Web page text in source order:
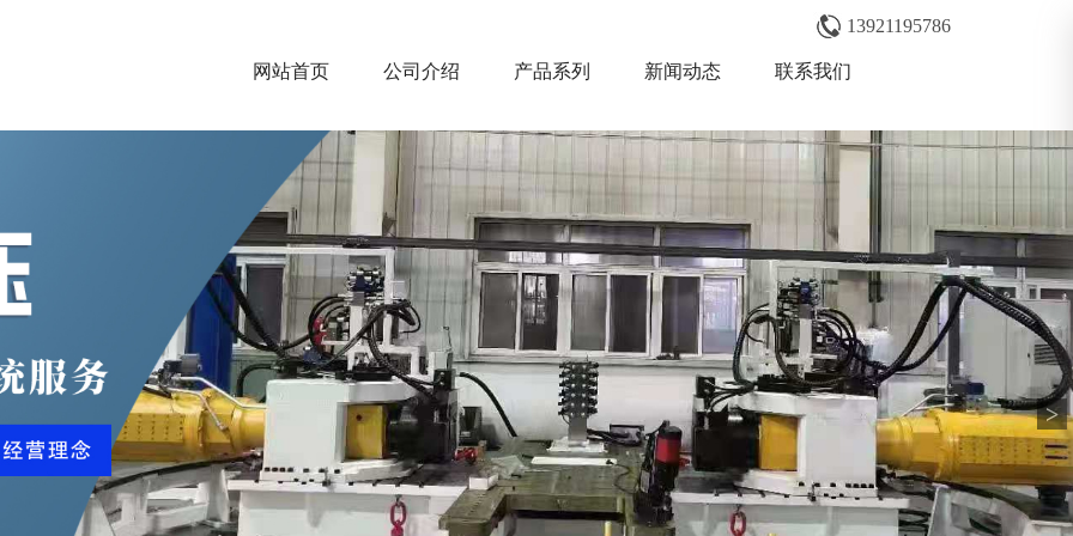
13921195786
网站首页 公司介绍 产品系列 新闻动态 联系我们
>